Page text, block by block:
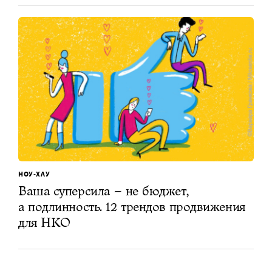
НОУ-ХАУ
Ваша суперсила – не бюджет,
а подлинность. 12 трендов продвижения
для НКО